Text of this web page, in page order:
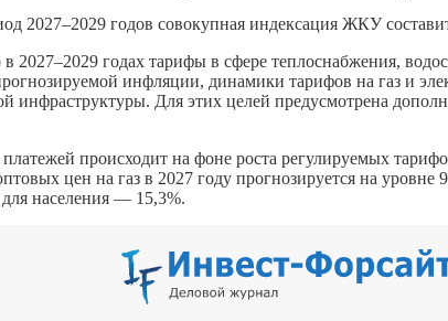
2027–2029 годов совокупная индексация ЖКУ
2027–2029 годах тарифы в сфере теплоснабжения,
инфляции, динамики тарифов на газ и
инфраструктуры. Для этих целей предусмотрена
происходит на фоне роста регулируемых
цен на газ в 2027 году прогнозируется на
населения — 15,3%.